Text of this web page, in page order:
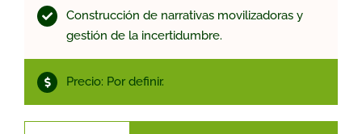
Construcción de narrativas movilizadoras y
gestión de la incertidumbre.
Precio: Por definir.